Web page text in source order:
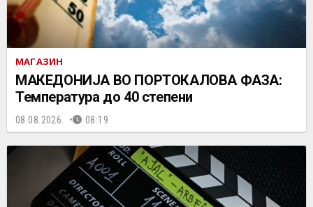
МАГАЗИН
МАКЕДОНИЈА ВО ПОРТОКАЛОВА ФАЗА:
Температура до 40 степени
08.08.2026. 08:19